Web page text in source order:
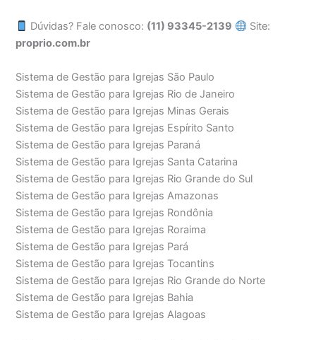
Dúvidas? Fale conosco: (11) 93345-2139
Site:
proprio.com.br
Sistema de Gestão para Igrejas São Paulo
Sistema de Gestão para Igrejas Rio de Janeiro
Sistema de Gestão para Igrejas Minas Gerais
Sistema de Gestão para Igrejas Espírito Santo
Sistema de Gestão para Igrejas Paraná
Sistema de Gestão para Igrejas Santa Catarina
Sistema de Gestão para Igrejas Rio Grande do Sul
Sistema de Gestão para Igrejas Amazonas
Sistema de Gestão para Igrejas Rondônia
Sistema de Gestão para Igrejas Roraima
Sistema de Gestão para Igrejas Pará
Sistema de Gestão para Igrejas Tocantins
Sistema de Gestão para Igrejas Rio Grande do Norte
Sistema de Gestão para Igrejas Bahia
Sistema de Gestão para Igrejas Alagoas